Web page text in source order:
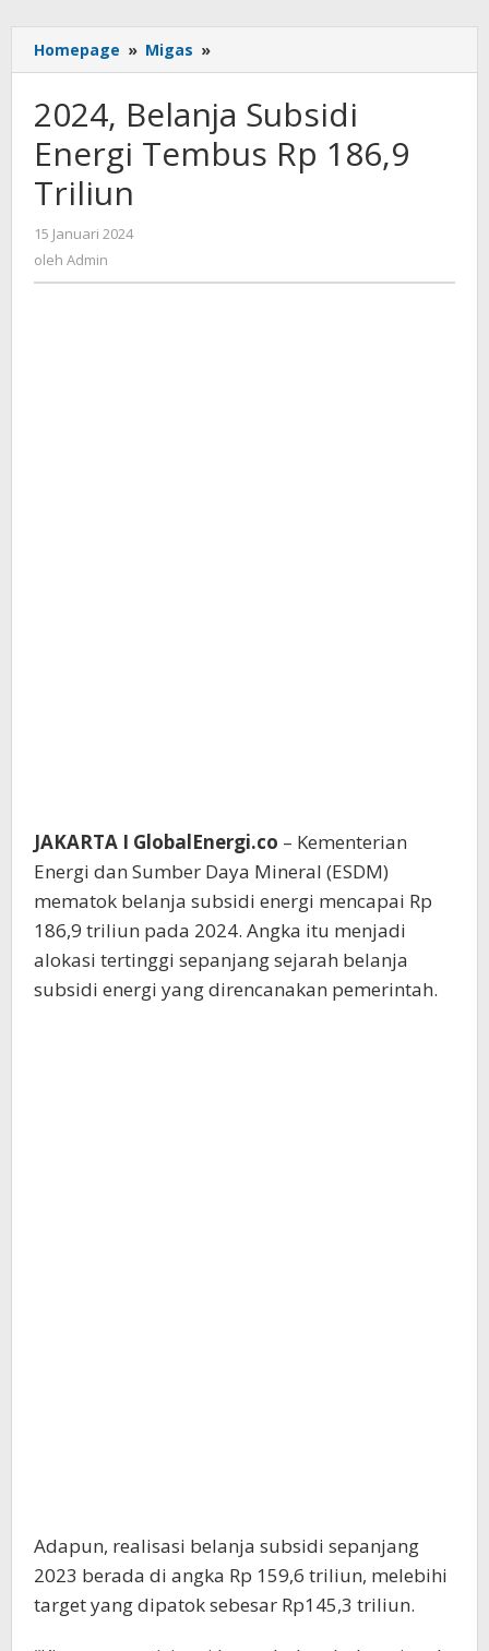
Homepage » Migas »
Belanja
Energi
Tembus
Rp
2024, Belanja Subsidi
Energi Tembus Rp 186,9
Triliun
15 Januari 2024
oleh Admin
JAKARTA I GlobalEnergi.co – Kementerian
Energi dan Sumber Daya Mineral (ESDM)
mematok belanja subsidi energi mencapai Rp
186,9 triliun pada 2024. Angka itu menjadi
alokasi tertinggi sepanjang sejarah belanja
subsidi energi yang direncanakan pemerintah.
Adapun, realisasi belanja subsidi sepanjang
2023 berada di angka Rp 159,6 triliun, melebihi
target yang dipatok sebesar Rp145,3 triliun.